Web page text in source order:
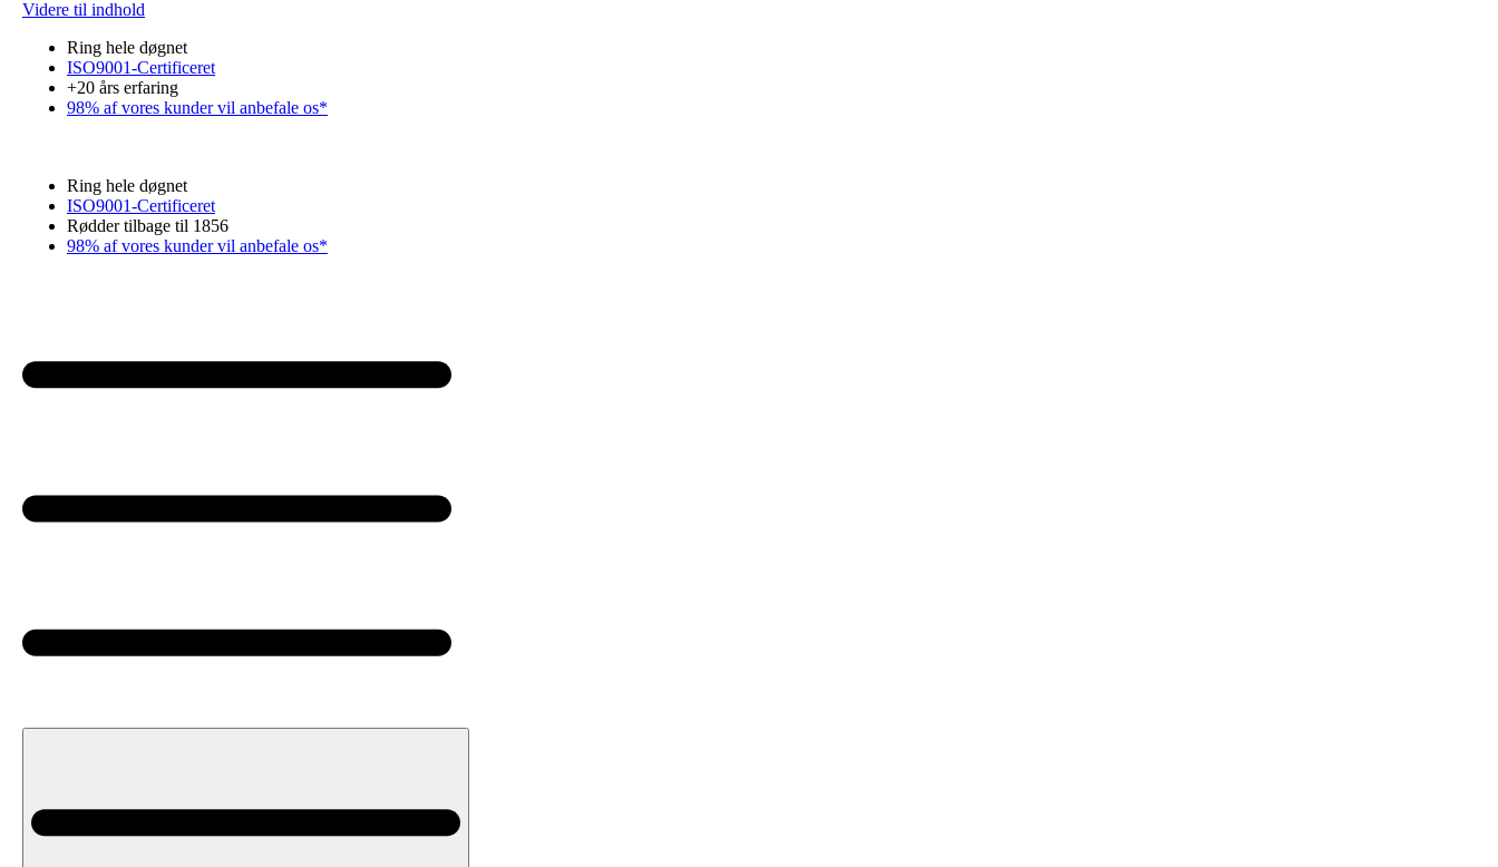
Videre til indhold
Ring hele døgnet
ISO9001-Certificeret
+20 års erfaring
98% af vores kunder vil anbefale os*
Ring hele døgnet
ISO9001-Certificeret
Rødder tilbage til 1856
98% af vores kunder vil anbefale os*